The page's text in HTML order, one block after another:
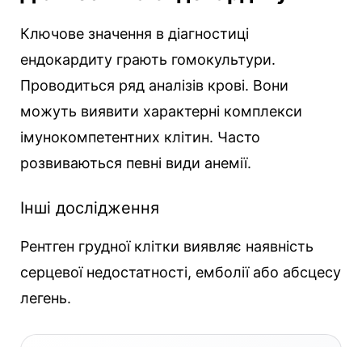
Ключове значення в діагностиці
ендокардиту грають гомокультури.
Проводиться ряд аналізів крові. Вони
можуть виявити характерні комплекси
імунокомпетентних клітин. Часто
розвиваються певні види анемії.
Інші дослідження
Рентген грудної клітки виявляє наявність
серцевої недостатності, емболії або абсцесу
легень.